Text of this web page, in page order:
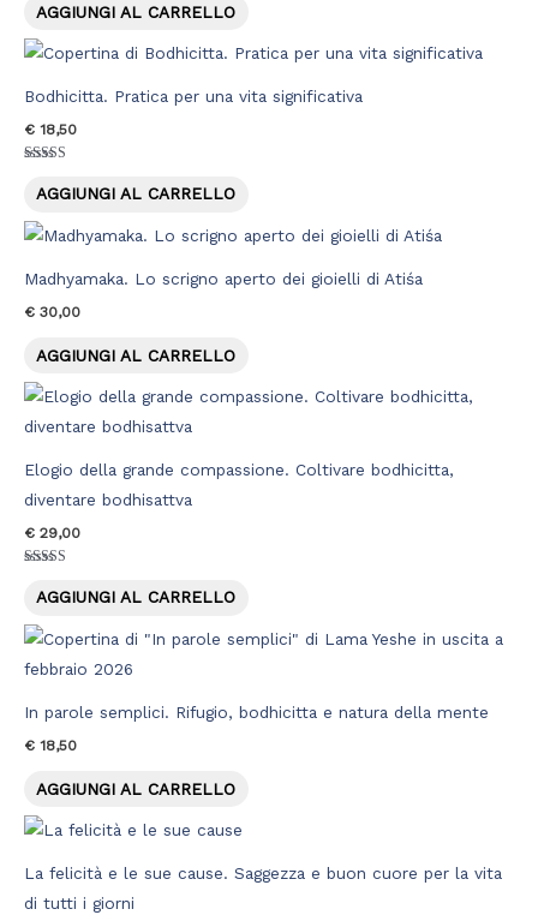
AGGIUNGI AL CARRELLO
Bodhicitta. Pratica per una vita significativa
€ 18,50
5.00
su 5
AGGIUNGI AL CARRELLO
Madhyamaka. Lo scrigno aperto dei gioielli di Atiśa
€ 30,00
AGGIUNGI AL CARRELLO
Elogio della grande compassione. Coltivare bodhicitta,
diventare bodhisattva
€ 29,00
5.00
su 5
AGGIUNGI AL CARRELLO
In parole semplici. Rifugio, bodhicitta e natura della mente
€ 18,50
AGGIUNGI AL CARRELLO
La felicità e le sue cause. Saggezza e buon cuore per la vita
di tutti i giorni